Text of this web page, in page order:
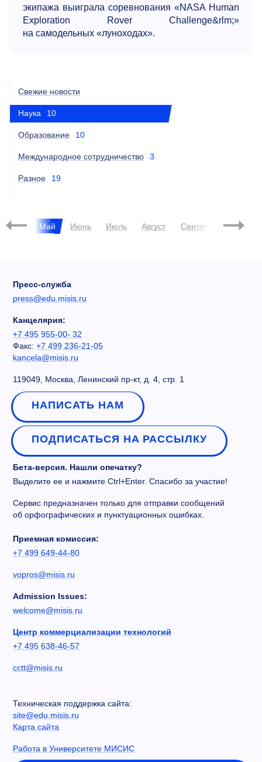
экипажа выиграла соревнования «NASA Human
Exploration Rover Challenge&rlm;»
на самодельных «луноходах».
Свежие новости
Наука 10
Образование 10
Международное сотрудничество 3
Разное 19
Май Июнь Июль Август Сентябрь
Пресс-служба
press@edu.misis.ru
Канцелярия:
+7 495 955-00- 32
Факс: +7 499 236-21-05
kancela@misis.ru
119049, Москва, Ленинский пр-кт, д. 4, стр. 1
НАПИСАТЬ НАМ
ПОДПИСАТЬСЯ НА РАССЫЛКУ
Бета-версия. Нашли опечатку?
Выделите ее и нажмите Ctrl+Enter. Спасибо за участие!
Сервис предназначен только для отправки сообщений
об орфографических и пунктуационных ошибках.
Приемная комиссия:
+7 499 649-44-80
vopros@misis.ru
Admission Issues:
welcome@misis.ru
Центр коммерциализации технологий
+7 495 638-46-57
cctt@misis.ru
Техническая поддержка сайта:
site@edu.misis.ru
Карта сайта
Работа в Университете МИСИС